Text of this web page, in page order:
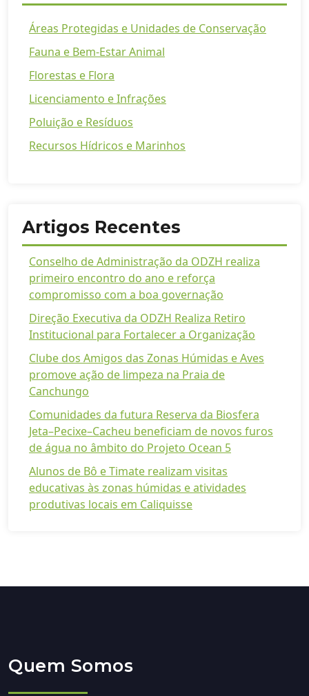
Áreas Protegidas e Unidades de Conservação
Fauna e Bem-Estar Animal
Florestas e Flora
Licenciamento e Infrações
Poluição e Resíduos
Recursos Hídricos e Marinhos
Artigos Recentes
Conselho de Administração da ODZH realiza
primeiro encontro do ano e reforça
compromisso com a boa governação
Direção Executiva da ODZH Realiza Retiro
Institucional para Fortalecer a Organização
Clube dos Amigos das Zonas Húmidas e Aves
promove ação de limpeza na Praia de
Canchungo
Comunidades da futura Reserva da Biosfera
Jeta–Pecixe–Cacheu beneficiam de novos furos
de água no âmbito do Projeto Ocean 5
Alunos de Bô e Timate realizam visitas
educativas às zonas húmidas e atividades
produtivas locais em Caliquisse
Quem Somos